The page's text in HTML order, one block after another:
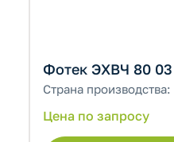
Фотек ЭХВЧ 80 03
Страна производства:
Цена по запросу